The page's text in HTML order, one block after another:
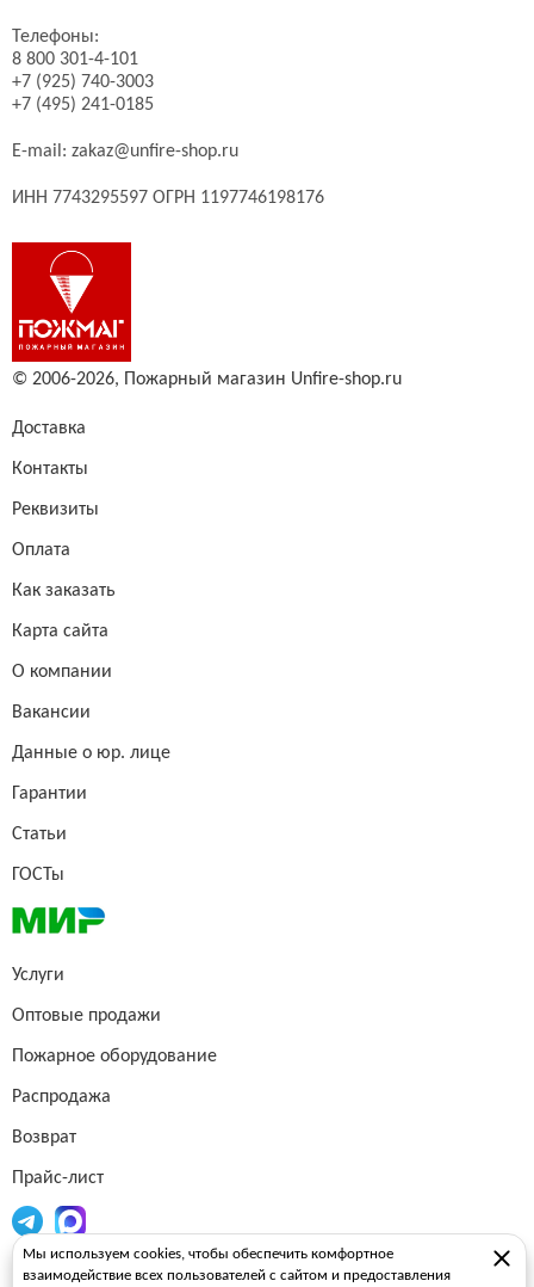
Телефоны:
8 800 301-4-101
+7 (925) 740-3003
+7 (495) 241-0185
E-mail: zakaz@unfire-shop.ru
ИНН 7743295597 ОГРН 1197746198176
© 2006-2026, Пожарный магазин Unfire-shop.ru
Доставка
Контакты
Реквизиты
Оплата
Как заказать
Карта сайта
О компании
Вакансии
Данные о юр. лице
Гарантии
Статьи
ГОСТы
Услуги
Оптовые продажи
Пожарное оборудование
Распродажа
Возврат
Прайс-лист
Огнетушители
Мы используем cookies, чтобы обеспечить комфортное
взаимодействие всех пользователей с сайтом и предоставления